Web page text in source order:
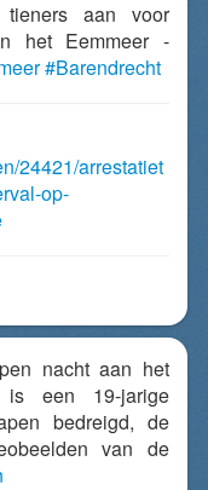
tieners aan voor
het Eemmeer -
#Barendrecht
24421/arrestatiet
op-
nacht aan het
is een 19-jarige
bedreigd, de
van de